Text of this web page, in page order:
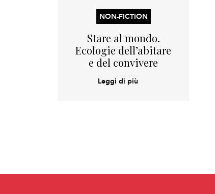
NON-FICTION
Stare al mondo.
Ecologie dell’abitare
e del convivere
Leggi di più